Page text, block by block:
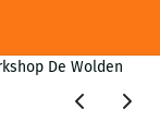
De Wolden